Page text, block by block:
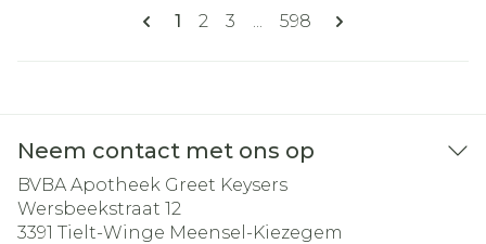
Pagina's
U lees momenteel pagina
1 Pagina
2 Pagina
3 ... Pagina
598
Neem contact met ons op
BVBA Apotheek Greet Keysers
Wersbeekstraat 12
3391 Tielt-Winge Meensel-Kiezegem